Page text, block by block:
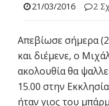
21/03/2016 2
Απεβίωσε σήμερα
και διέμενε, ο
ακολουθία θα
15.00 στην
ήταν γιος του